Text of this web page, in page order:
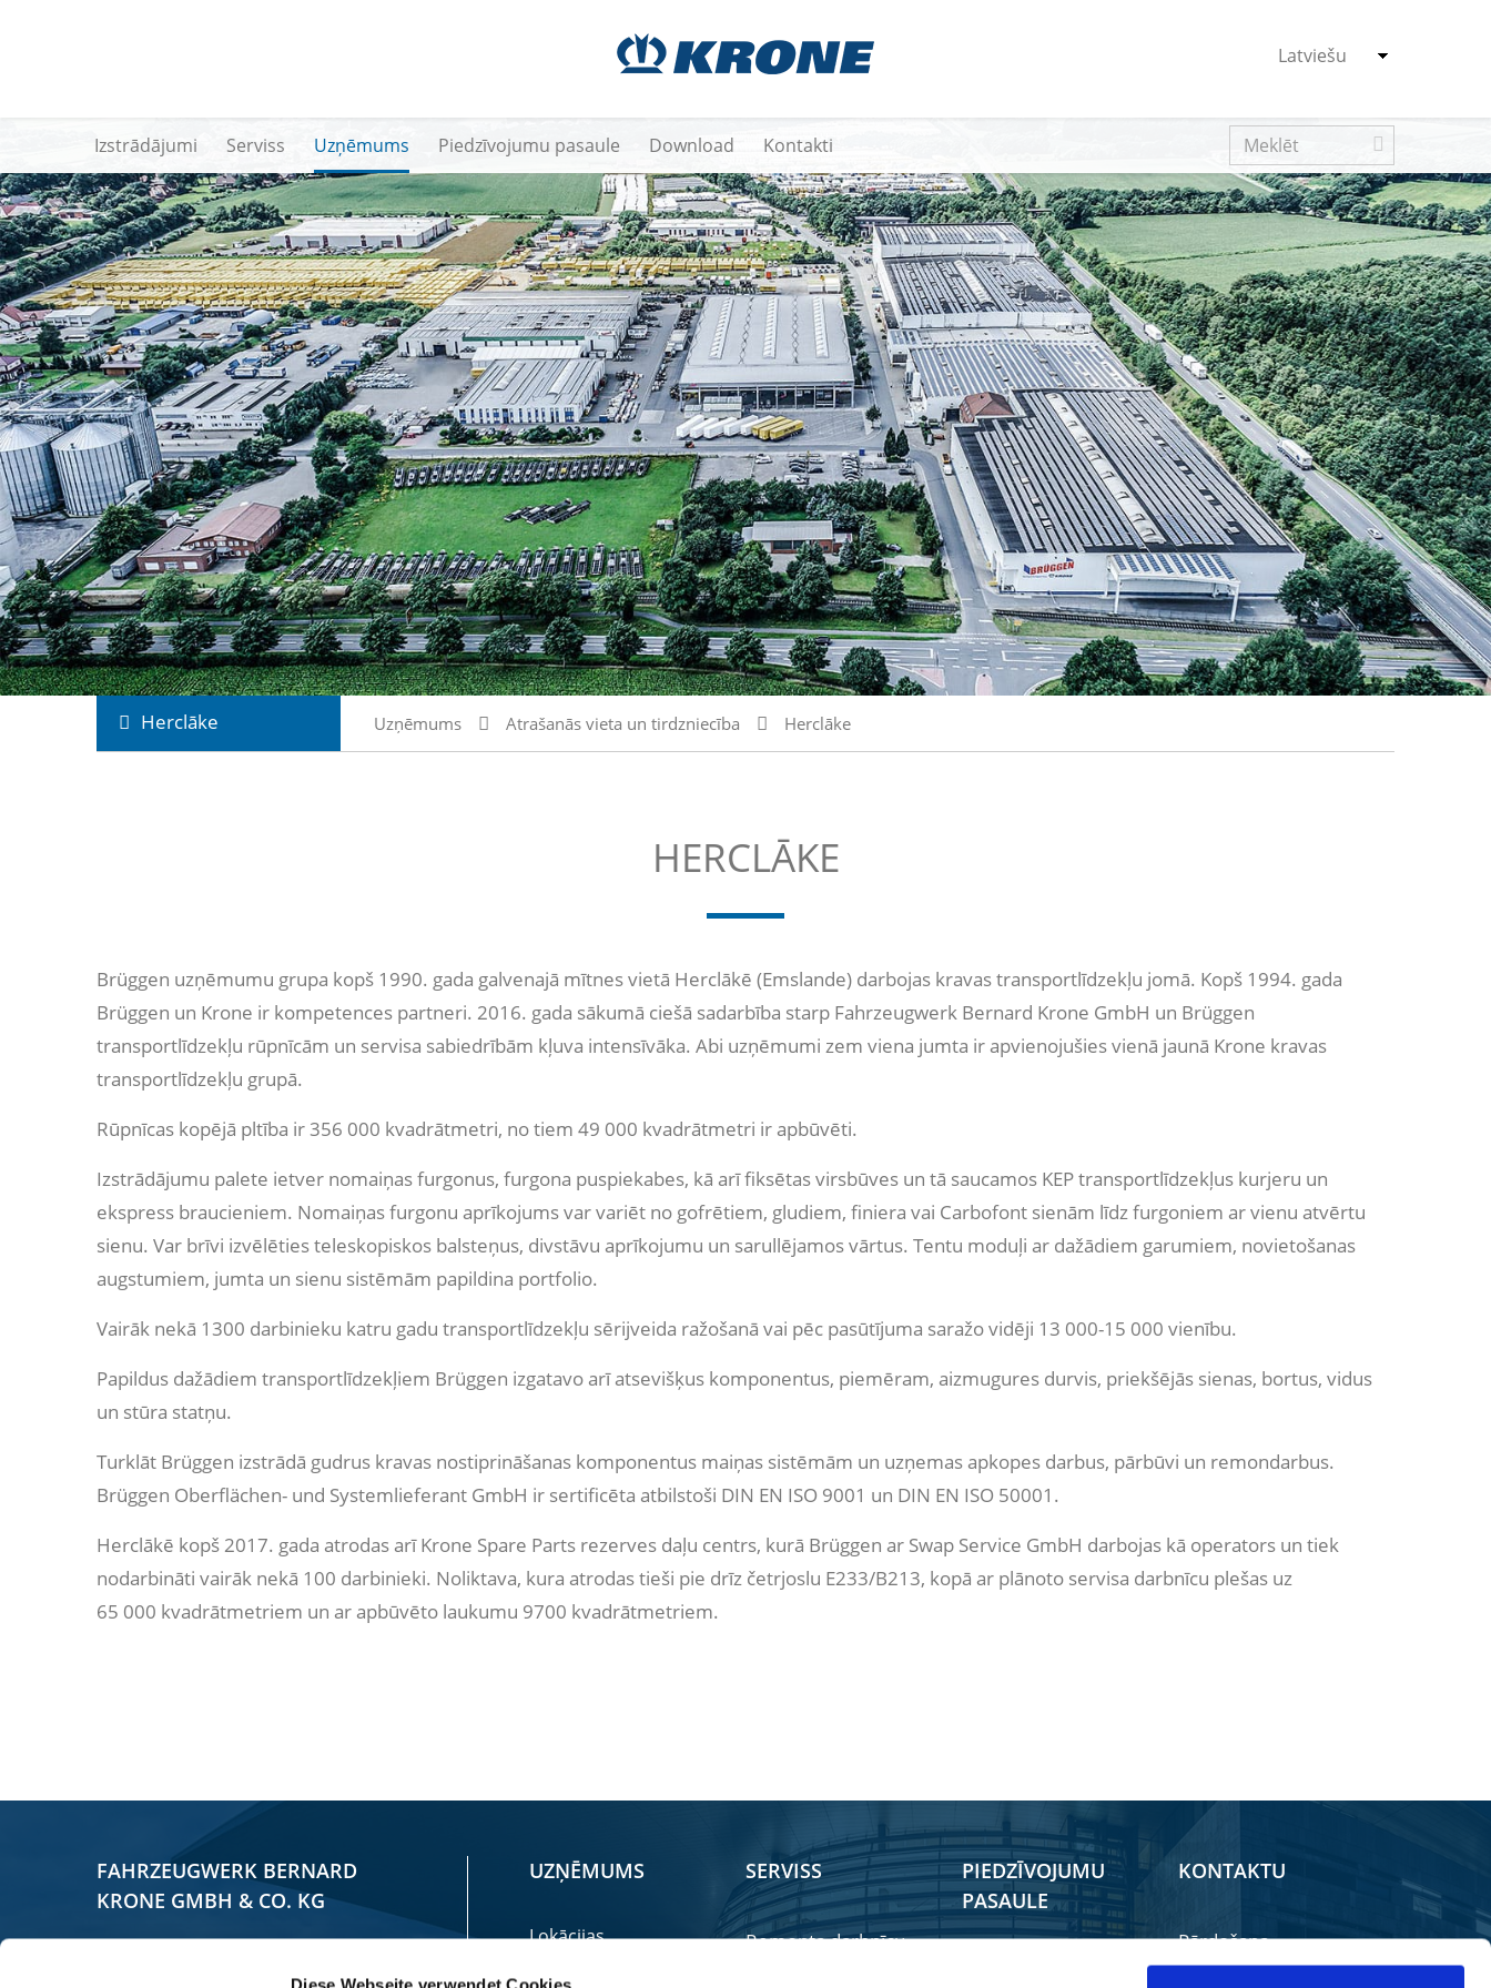
Izstrādājumi Serviss Uzņēmums Piedzīvojumu pasaule Download Kontakti
Herclāke Uzņēmums Atrašanās vieta un tirdzniecība Herclāke
HERCLĀKE
Brüggen uzņēmumu grupa kopš 1990. gada galvenajā mītnes vietā Herclākē (Emslande) darbojas kravas transportlīdzekļu jomā. Kopš 1994. gada
Brüggen un Krone ir kompetences partneri. 2016. gada sākumā ciešā sadarbība starp Fahrzeugwerk Bernard Krone GmbH un Brüggen
transportlīdzekļu rūpnīcām un servisa sabiedrībām kļuva intensīvāka. Abi uzņēmumi zem viena jumta ir apvienojušies vienā jaunā Krone kravas
transportlīdzekļu grupā.
Rūpnīcas kopējā pltība ir 356 000 kvadrātmetri, no tiem 49 000 kvadrātmetri ir apbūvēti.
Izstrādājumu palete ietver nomaiņas furgonus, furgona puspiekabes, kā arī fiksētas virsbūves un tā saucamos KEP transportlīdzekļus kurjeru un
ekspress braucieniem. Nomaiņas furgonu aprīkojums var variēt no gofrētiem, gludiem, finiera vai Carbofont sienām līdz furgoniem ar vienu atvērtu
sienu. Var brīvi izvēlēties teleskopiskos balsteņus, divstāvu aprīkojumu un sarullējamos vārtus. Tentu moduļi ar dažādiem garumiem, novietošanas
augstumiem, jumta un sienu sistēmām papildina portfolio.
Vairāk nekā 1300 darbinieku katru gadu transportlīdzekļu sērijveida ražošanā vai pēc pasūtījuma saražo vidēji 13 000-15 000 vienību.
Papildus dažādiem transportlīdzekļiem Brüggen izgatavo arī atsevišķus komponentus, piemēram, aizmugures durvis, priekšējās sienas, bortus, vidus
un stūra statņu.
Turklāt Brüggen izstrādā gudrus kravas nostiprināšanas komponentus maiņas sistēmām un uzņemas apkopes darbus, pārbūvi un remondarbus.
Brüggen Oberflächen- und Systemlieferant GmbH ir sertificēta atbilstoši DIN EN ISO 9001 un DIN EN ISO 50001.
Herclākē kopš 2017. gada atrodas arī Krone Spare Parts rezerves daļu centrs, kurā Brüggen ar Swap Service GmbH darbojas kā operators un tiek
nodarbināti vairāk nekā 100 darbinieki. Noliktava, kura atrodas tieši pie drīz četrjoslu E233/B213, kopā ar plānoto servisa darbnīcu plešas uz
65 000 kvadrātmetriem un ar apbūvēto laukumu 9700 kvadrātmetriem.
FAHRZEUGWERK BERNARD
KRONE GMBH & CO. KG
UZŅĒMUMS
Lokācijas
SERVISS
Remonta darbnīcu
PIEDZĪVOJUMU
PASAULE
KONTAKTU
Pārdošana